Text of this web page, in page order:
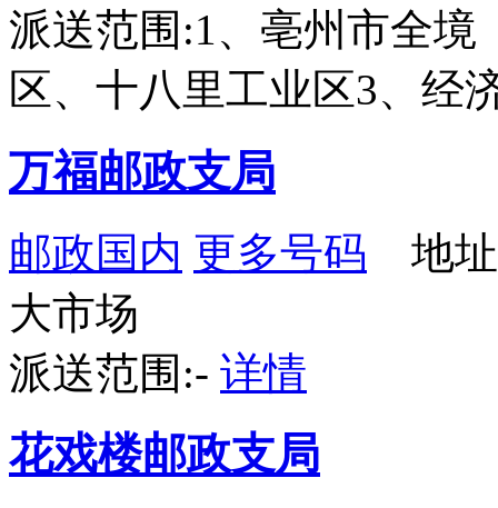
派送范围:1、亳州市全境
区、十八里工业区3、经
万福邮政支局
邮政国内 更多号码 地址
大市场
派送范围:- 详情
花戏楼邮政支局